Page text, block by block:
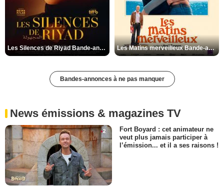
Les Silences de Riyad Bande-annonce VO STFR Les Matins merveilleux Bande-annonce VF
Bandes-annonces à ne pas manquer
News émissions & magazines TV
Fort Boyard : cet animateur ne
veut plus jamais participer à
l’émission... et il a ses raisons !